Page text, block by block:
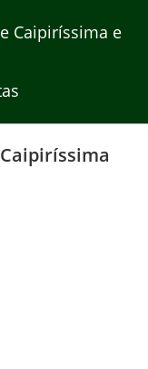
Caipiríssima e